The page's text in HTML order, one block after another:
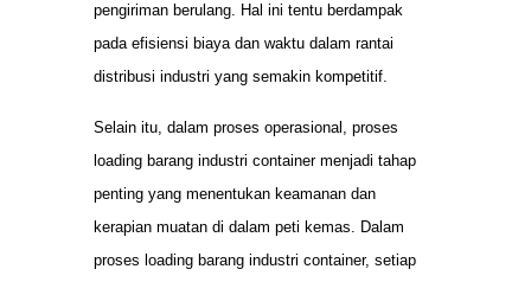
pengiriman berulang. Hal ini tentu berdampak
pada efisiensi biaya dan waktu dalam rantai
distribusi industri yang semakin kompetitif.
Selain itu, dalam proses operasional, proses
loading barang industri container menjadi tahap
penting yang menentukan keamanan dan
kerapian muatan di dalam peti kemas. Dalam
proses loading barang industri container, setiap